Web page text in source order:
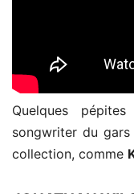
Quelques
songwriter du
collection, comme